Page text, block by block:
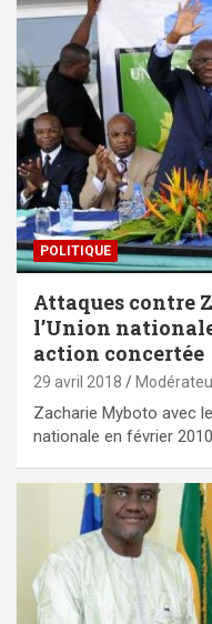
POLITIQUE
Attaques contre
l’Union
action concertée
29 avril 2018
Zacharie Myboto avec
nationale en février